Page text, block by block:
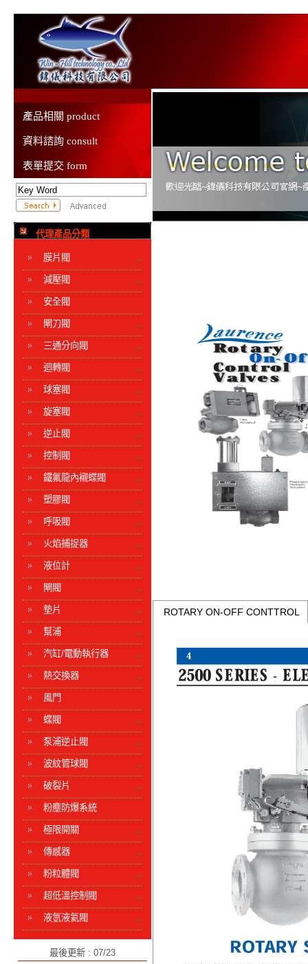
產品相關 product
資料諮詢 consult
表單提交 form
代理產品分類
膜片閥
減壓閥
安全閥
閘刀閥
三通分向閥
迴轉閥
球塞閥
旋塞閥
逆止閥
控制閥
鐵氟龍內襯蝶閥
塑膠閥
呼吸閥
火焰捕捉器
液位計
閘閥
墊片
幫浦
汽缸/電動執行器
熱交換器
風門
蝶閥
泵浦逆止閥
波紋管球閥
破裂片
粉塵防爆系統
極限開關
傳感器
粉粒體閥
超低溫控制閥
液氫液氦閥
最後更新 : 07/23
ROTARY ON-OFF CONTTROL